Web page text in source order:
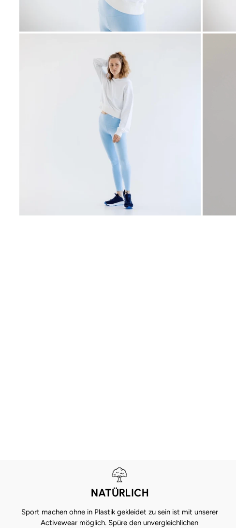
NATÜRLICH
Sport machen ohne in Plastik gekleidet zu sein ist mit unserer
Activewear möglich. Spüre den unvergleichlichen